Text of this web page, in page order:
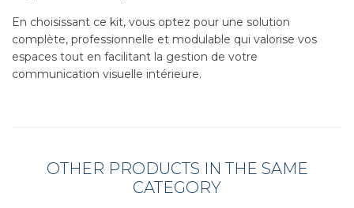
En choisissant ce kit, vous optez pour une solution
complète, professionnelle et modulable qui valorise vos
espaces tout en facilitant la gestion de votre
communication visuelle intérieure.
OTHER PRODUCTS IN THE SAME
CATEGORY